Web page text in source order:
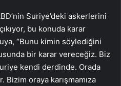
Suriye’deki askerlerini
bu konuda karar
“Bunu kimin söylediğini
bir karar vereceğiz. Biz
kendi derdinde. Orada
Bizim oraya karışmamıza